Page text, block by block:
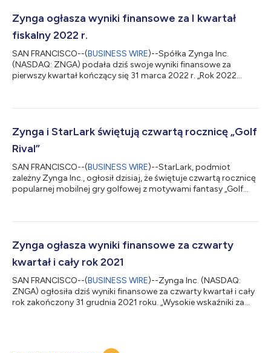
Zynga ogłasza wyniki finansowe za I kwartał
fiskalny 2022 r.
SAN FRANCISCO--(BUSINESS WIRE)--Spółka Zynga Inc.
(NASDAQ: ZNGA) podała dziś swoje wyniki finansowe za
pierwszy kwartał kończący się 31 marca 2022 r. „Rok 2022
kwartał, w którym przewodzi nasza oferta gier typu hyper-
Poprzez dalszą realizację wszystkich aspektów wieloletniej
strategii rozwoju, w tym usług na żywo,...
Zynga i StarLark świętują czwartą rocznicę „Golf
Rival”
SAN FRANCISCO--(BUSINESS WIRE)--StarLark, podmiot
zależny Zynga Inc., ogłosił dzisiaj, że świętuje czwartą rocznicę
popularnej mobilnej gry golfowej z motywami fantasy „Golf
StarLark dzieli się ważnymi kamieniami milowymi osiągniętymi
Prezentacja osiągnięć na czterolecie „Golf Rival” zapewnia
entuzjastom golfa na całym św...
Zynga ogłasza wyniki finansowe za czwarty
kwartał i cały rok 2021
SAN FRANCISCO--(BUSINESS WIRE)--Zynga Inc. (NASDAQ:
ZNGA) ogłosiła dziś wyniki finansowe za czwarty kwartał i cały
rok zakończony 31 grudnia 2021 roku. „Wysokie wskaźniki za
docierając do najszerszego grona odbiorców w historii Zynga